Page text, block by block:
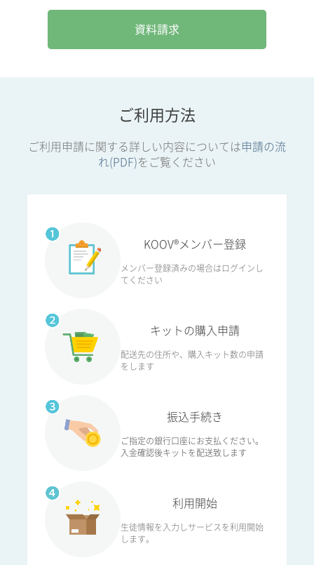
資料請求
ご利用方法
ご利用申請に関する詳しい内容については申請の流
れ(PDF)をご覧ください
KOOV®メンバー登録
メンバー登録済みの場合はログインし
てください
キットの購入申請
配送先の住所や、購入キット数の申請
をします
振込手続き
ご指定の銀行口座にお支払ください。
入金確認後キットを配送致します
利用開始
生徒情報を入力しサービスを利用開始
します。